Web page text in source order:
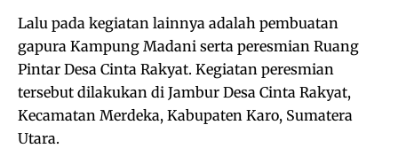
Lalu pada kegiatan lainnya adalah pembuatan
gapura Kampung Madani serta peresmian Ruang
Pintar Desa Cinta Rakyat. Kegiatan peresmian
tersebut dilakukan di Jambur Desa Cinta Rakyat,
Kecamatan Merdeka, Kabupaten Karo, Sumatera
Utara.